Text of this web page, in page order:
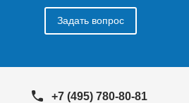
Задать вопрос
+7 (495) 780-80-81